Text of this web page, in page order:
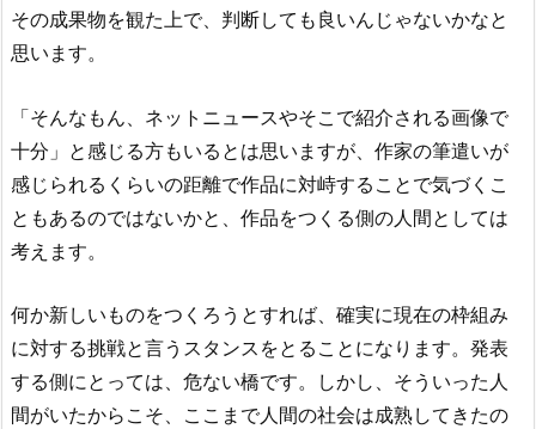
その成果物を観た上で、判断しても良いんじゃないかなと
思います。
「そんなもん、ネットニュースやそこで紹介される画像で
十分」と感じる方もいるとは思いますが、作家の筆遣いが
感じられるくらいの距離で作品に対峙することで気づくこ
ともあるのではないかと、作品をつくる側の人間としては
考えます。
何か新しいものをつくろうとすれば、確実に現在の枠組み
に対する挑戦と言うスタンスをとることになります。発表
する側にとっては、危ない橋です。しかし、そういった人
間がいたからこそ、ここまで人間の社会は成熟してきたの